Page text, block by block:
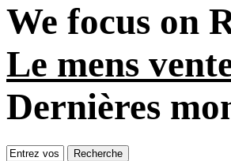
We focus on
Le mens
Dernières